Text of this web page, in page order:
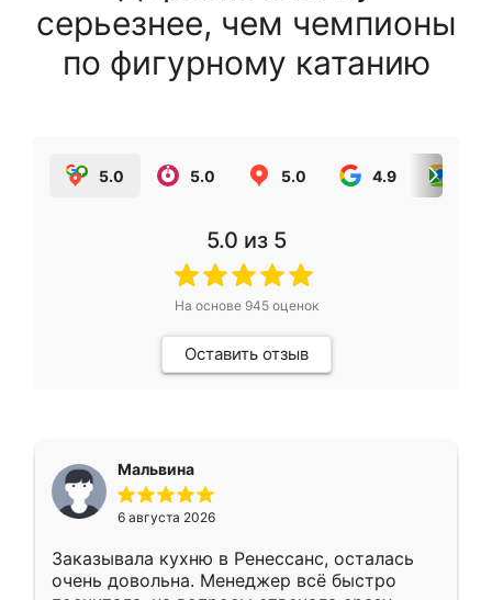
серьезнее, чем чемпионы
по фигурному катанию
5.0 5.0 5.0 4.9
5.0 из 5
На основе 945оценок
Оставить отзыв
Мальвина
6 августа 2026
Заказывала кухню в Ренессанс, осталась
очень довольна. Менеджер всё быстро